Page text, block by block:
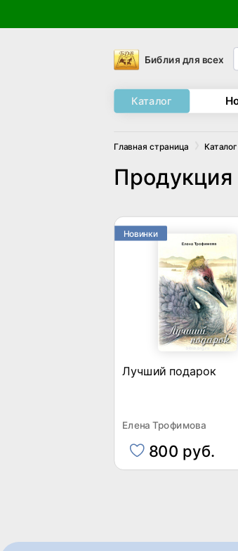
Библия для всех
Каталог
Главная страница Каталог
Новинки
Лучший подарок
Елена Трофимова
800 руб.